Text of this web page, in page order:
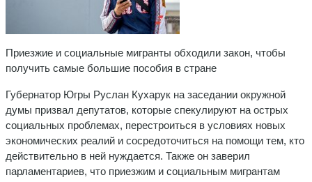
Приезжие и социальные мигранты обходили закон, чтобы
получить самые большие пособия в стране
Губернатор Югры Руслан Кухарук на заседании окружной
думы призвал депутатов, которые спекулируют на острых
социальных проблемах, перестроиться в условиях новых
экономических реалий и сосредоточиться на помощи тем, кто
действительно в ней нуждается. Также он заверил
парламентариев, что приезжим и социальным мигрантам